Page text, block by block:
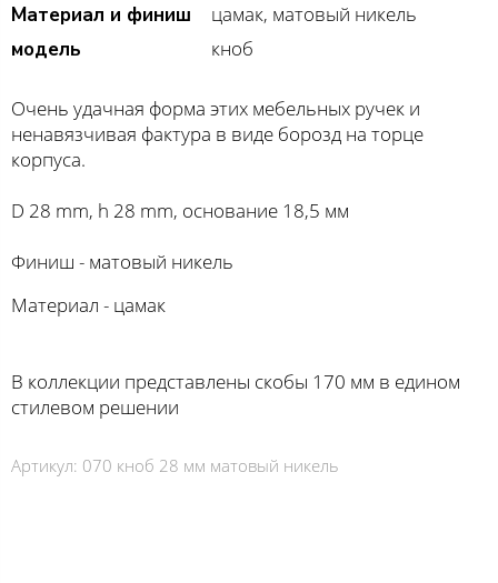
Материал и финиш
цамак, матовый никель
модель
кноб
Очень удачная форма этих мебельных ручек и
ненавязчивая фактура в виде борозд на торце
корпуса.
D 28 mm, h 28 mm, основание 18,5 мм
Финиш - матовый никель
Материал - цамак
В коллекции представлены скобы 170 мм в едином
стилевом решении
Артикул: 070 кноб 28 мм матовый никель